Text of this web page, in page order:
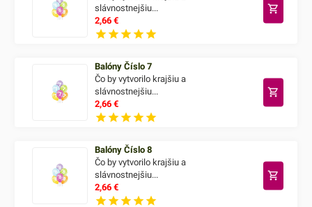
slávnostnejšiu...
2,66€
Balóny Číslo 7
Čo by vytvorilo krajšiu a
slávnostnejšiu...
2,66€
Balóny Číslo 8
Čo by vytvorilo krajšiu a
slávnostnejšiu...
2,66€